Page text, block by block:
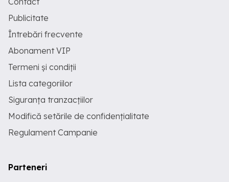
Publicitate
Întrebări frecvente
Abonament VIP
Termeni și condiții
Lista categoriilor
Siguranța tranzacțiilor
Modifică setările de confidențialitate
Regulament Campanie
Parteneri